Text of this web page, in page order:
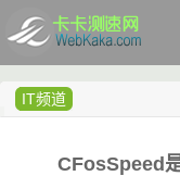
IT频道
CFosSpeed